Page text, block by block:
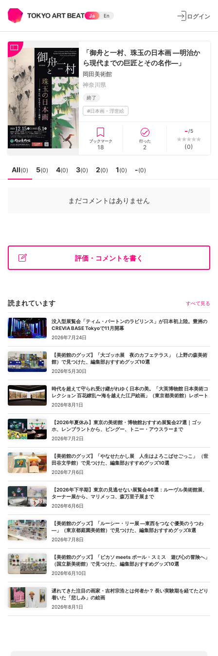
Ja En ログイン
「御舟と一村、珠玉の日本画 ―明治か
ら現代までの巨匠とその名作―」
岡田美術館
神奈川県
終了
#日本画・浮世絵
ブックマーク
18
行った
2
-/5
(0)
All(0) 5(0) 4(0) 3(0) 2(0) 1(0) -(0)
まだコメントはありません
評価・コメントを書く
読まれています すべて見る
没入型展覧会「ティム・バートンのラビリンス」が日本初上陸。豊洲の
CREVIA BASE Tokyoで11月開幕
2026年7月24日
【美術館のグッズ】「大ゴッホ展 夜のカフェテラス」（上野の森美術
館）で見つけた、編集部おすすめグッズ10選
2026年5月30日
時代を超えて守られ受け継がれゆく日本の美。「大英博物館 日本美術コ
レクション 百花繚乱〜海を越えた江戸絵画」（東京都美術館）レポート
2026年8月1日
【2026年夏休み】東京の美術館・博物館おすすめ展覧会27選｜ゴッ
ホ、レンブラントから、ピングー、トニー・アウスラーまで
2026年7月2日
【美術館のグッズ】「やなせたかし展 人生はよろこばせごっこ」 （世
田谷文学館）で見つけた、編集部おすすめグッズ10選
2026年7月6日
【2026年下半期】東京の見逃せない展覧会46選：ルーヴル美術館展、
ターナー展から、マリメッコ、森万里子展まで
2026年6月6日
【美術館のグッズ】「ルーシー・リー展 ―東西をつなぐ優美のうつわ
―」（東京都庭園美術館）で見つけた、編集部おすすめグッズ8選
2026年7月8日
【美術館のグッズ】「ピカソ meets ポール・スミス 遊び心の冒険へ」
（国立新美術館）で見つけた、編集部おすすめグッズ10選
2026年6月10日
遅れてきた注目の画家・吉村宗浩とは何者か？ 長い実験期を経てたどり
着いた「悲しみ」の絵画
2026年8月1日